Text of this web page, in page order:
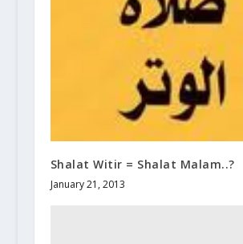
Shalat Witir = Shalat Malam..?
January 21, 2013